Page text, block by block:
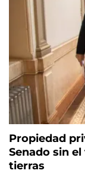
Propiedad
Senado sin
tierras